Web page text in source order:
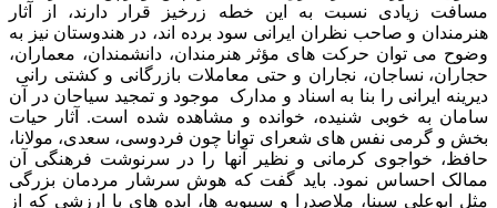
مسافت زیادی نسبت به این خطه زرخیز قرار دارند، از آثار
هنرمندان و صاحب نظران ایرانی سود برده اند، در هندوستان نیز به
وضوح می توان حرکت های مؤثر هنرمندان، دانشمندان، معماران،
حجاران، نساجان، نجاران و حتی معاملات بازرگانی و کشتی رانی
دیرینه ایرانی را بنا به اسناد و مدارک موجود و تمجید سیاحان در آن
سامان به خوبی شنیده، خوانده و مشاهده شده است. آثار حیات
بخش و گرمی نفس های شعرای توانا چون فردوسی، سعدی، مولانا،
حافظ، خواجوی کرمانی و نظیر آنها را در سرنوشت فرهنگی آن
ممالک احساس نمود. باید گفت که هوش سرشار مردمان بزرگی
مثل ابوعلی سینا، ملاصدرا و سیبویه ها، ایده های با ارزشی که از